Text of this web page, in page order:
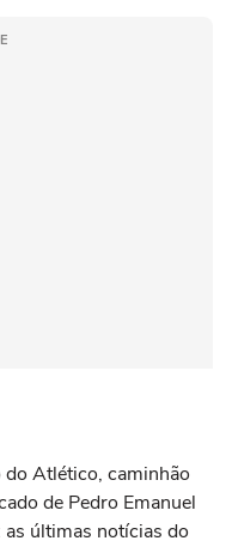
Atlético, caminhão
de Pedro Emanuel
últimas notícias do